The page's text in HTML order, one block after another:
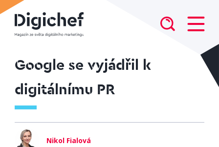
Google se vyjádřil k
digitálnímu PR
Nikol Fialová